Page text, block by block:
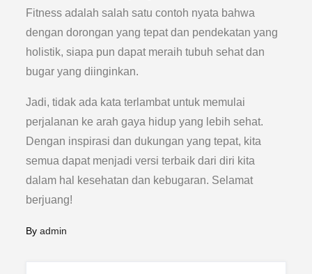
Fitness adalah salah satu contoh nyata bahwa
dengan dorongan yang tepat dan pendekatan yang
holistik, siapa pun dapat meraih tubuh sehat dan
bugar yang diinginkan.
Jadi, tidak ada kata terlambat untuk memulai
perjalanan ke arah gaya hidup yang lebih sehat.
Dengan inspirasi dan dukungan yang tepat, kita
semua dapat menjadi versi terbaik dari diri kita
dalam hal kesehatan dan kebugaran. Selamat
berjuang!
Byadmin